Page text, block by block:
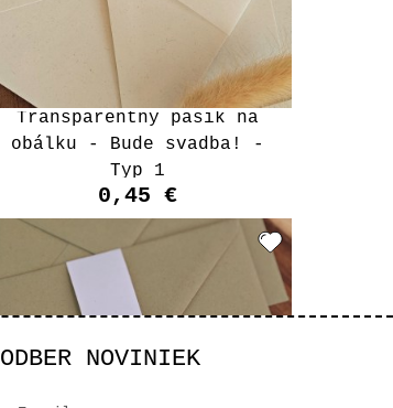
Transparentný pásik na
obálku - Bude svadba! -
Typ 1
0,45 €
ODBER NOVINIEK